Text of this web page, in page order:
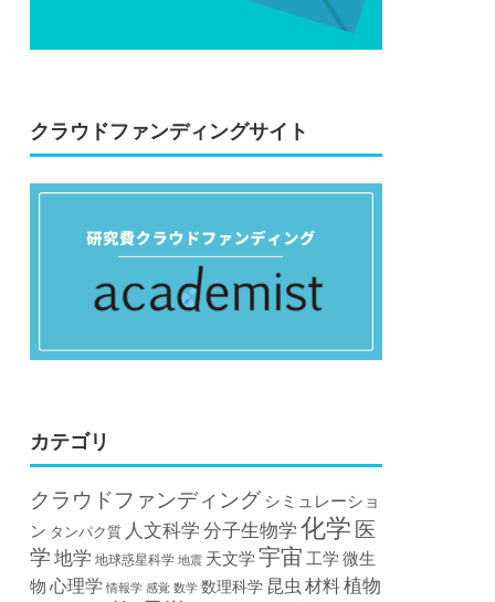
クラウドファンディングサイト
カテゴリ
クラウドファンディングシミュレーショ
ン タンパク質 人文科学分子生物学化学医
学地学 地球惑星科学 地震 天文学 宇宙 工学 微生
物 心理学 情報学 感覚 数学 数理科学 昆虫材料植物